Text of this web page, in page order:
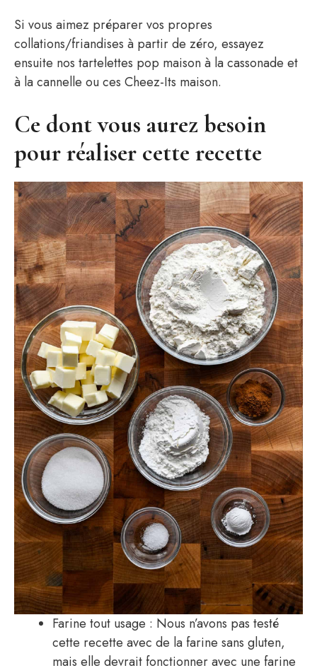
Si vous aimez préparer vos propres
collations/friandises à partir de zéro, essayez
ensuite nos tartelettes pop maison à la cassonade et
à la cannelle ou ces Cheez-Its maison.
Ce dont vous aurez besoin
pour réaliser cette recette
Farine tout usage : Nous n’avons pas testé
cette recette avec de la farine sans gluten,
mais elle devrait fonctionner avec une farine